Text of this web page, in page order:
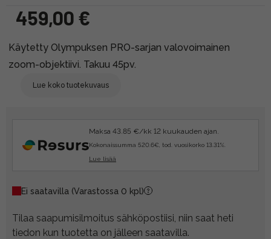
459,00 €
Käytetty Olympuksen PRO-sarjan valovoimainen
zoom-objektiivi. Takuu 45pv.
Lue koko tuotekuvaus
Maksa 43.85 €/kk 12 kuukauden ajan.
Kokonaissumma 520.6€, tod. vuosikorko 13.31%.
Lue lisää
Ei saatavilla (Varastossa 0 kpl)
Tilaa saapumisilmoitus sähköpostiisi, niin saat heti
tiedon kun tuotetta on jälleen saatavilla.